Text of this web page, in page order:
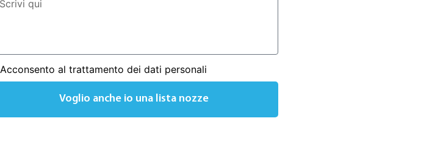
Acconsento al trattamento dei dati personali
Voglio anche io una lista nozze